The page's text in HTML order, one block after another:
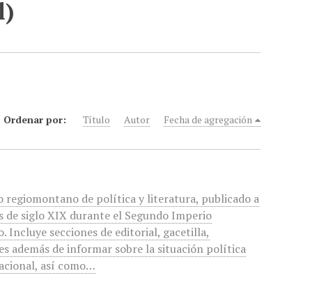
Ordenar por: Título Autor Fecha de agregación
regiomontano de política y literatura, publicado a
de siglo XIX durante el Segundo Imperio
Incluye secciones de editorial, gacetilla,
además de informar sobre la situación política
así como…